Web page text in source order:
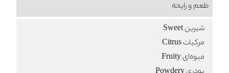
طعم‌ و رایحه
شیرین Sweet
مرکبات Citrus
میوه‌ای Fruity